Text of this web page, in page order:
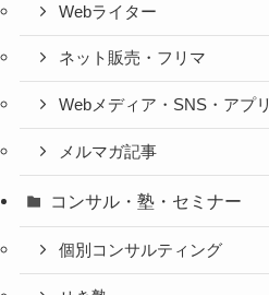
Webライター
ネット販売・フリマ
Webメディア・SNS・アプリ
メルマガ記事
コンサル・塾・セミナー
個別コンサルティング